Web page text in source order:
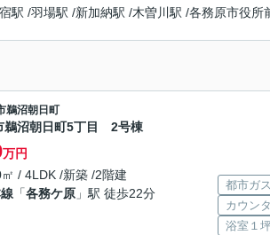
駅 /羽場駅 /新加納駅 /木曽川駅 /各務原市役所
鵜沼朝日町
鵜沼朝日町5丁目 2号棟
万円
/ 4LDK /新築 /2階建
「各務ケ原 」駅 徒歩22分
都市ガス
カウン
浴室１